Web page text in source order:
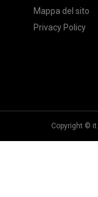
Mappa del sito
Privacy Policy
Copyright ©